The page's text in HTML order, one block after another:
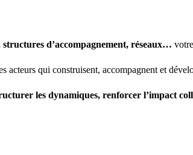
d’accompagnement, réseaux…
qui construisent, accompagnent et
les dynamiques, renforcer l’impact